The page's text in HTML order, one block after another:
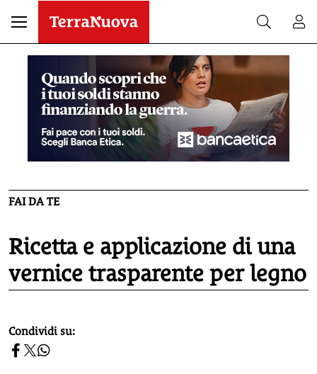
FAI DA TE
Ricetta e applicazione di una
vernice trasparente per legno
homepage h2
Condividi su: